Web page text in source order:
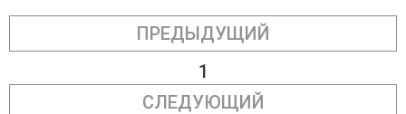
ПРЕДЫДУЩИЙ
1
СЛЕДУЮЩИЙ